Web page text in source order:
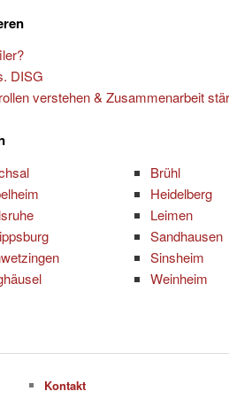
DISG
verstehen & Zusammenarbeit
Brühl
Heidelberg
Leimen
Sandhausen
Sinsheim
Weinheim
Kontakt